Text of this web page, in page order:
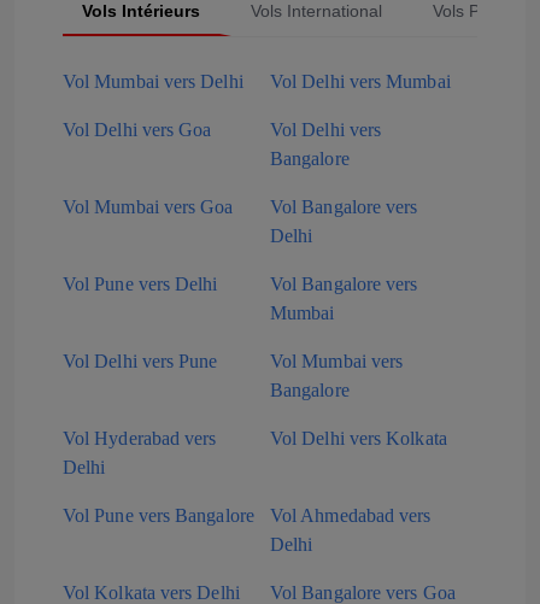
Vols Intérieurs Vols International Vols
Vol Mumbai vers Delhi Vol Delhi vers Mumbai
Vol Delhi vers Goa
Vol Delhi vers
Bangalore
Vol Mumbai vers Goa
Vol Bangalore vers
Delhi
Vol Pune vers Delhi
Vol Bangalore vers
Mumbai
Vol Delhi vers Pune
Vol Mumbai vers
Bangalore
Vol Hyderabad vers
Delhi
Vol Delhi vers Kolkata
Vol Pune vers Bangalore
Vol Ahmedabad vers
Delhi
Vol Kolkata vers Delhi Vol Bangalore vers Goa